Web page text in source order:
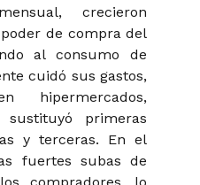
crecieron
de compra del
al consumo de
cuidó sus gastos,
hipermercados,
sustituyó primeras
y terceras. En el
fuertes subas de
compradores, lo